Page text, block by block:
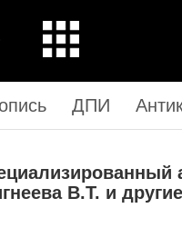
ДПИ
В.Т. и